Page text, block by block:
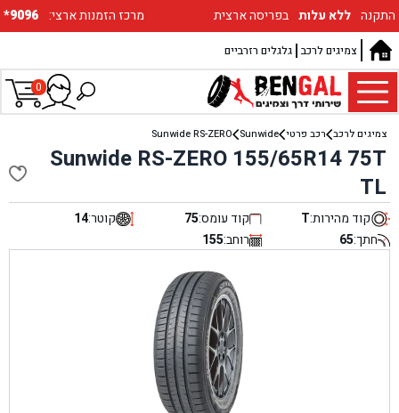
*9096 :מרכז הזמנות ארצי התקנה ללא עלות בפריסה ארצית
גלגלים רזרביים צמיגים לרכב
0
צמיגים לרכב רכב פרטי Sunwide
Sunwide RS-ZERO
Sunwide RS-ZERO 155/65R14 75T
TL
קוד מהירות:T קוד עומס:75 קוטר:14
חתך:65 רוחב:155